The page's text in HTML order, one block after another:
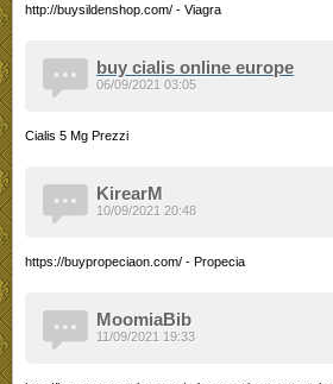
http://buysildenshop.com/ - Viagra
buy cialis online europe
Cialis 5 Mg Prezzi
06/09/2021 03:05
KirearM
https://buypropeciaon.com/ - Propecia
10/09/2021 20:48
MoomiaBib
11/09/2021 19:33